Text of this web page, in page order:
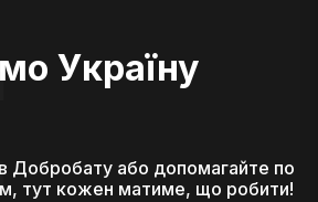
Україну
Добробату або допомагайте по
тут кожен матиме, що робити!